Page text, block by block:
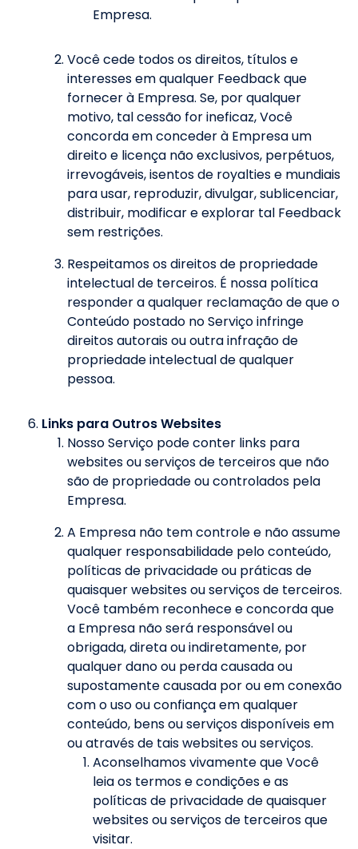
Empresa.
Você cede todos os direitos, títulos e
interesses em qualquer Feedback que
fornecer à Empresa. Se, por qualquer
motivo, tal cessão for ineficaz, Você
concorda em conceder à Empresa um
direito e licença não exclusivos, perpétuos,
irrevogáveis, isentos de royalties e mundiais
para usar, reproduzir, divulgar, sublicenciar,
distribuir, modificar e explorar tal Feedback
sem restrições.
Respeitamos os direitos de propriedade
intelectual de terceiros. É nossa política
responder a qualquer reclamação de que o
Conteúdo postado no Serviço infringe
direitos autorais ou outra infração de
propriedade intelectual de qualquer
pessoa.
Links para Outros Websites
Nosso Serviço pode conter links para
websites ou serviços de terceiros que não
são de propriedade ou controlados pela
Empresa.
A Empresa não tem controle e não assume
qualquer responsabilidade pelo conteúdo,
políticas de privacidade ou práticas de
quaisquer websites ou serviços de terceiros.
Você também reconhece e concorda que
a Empresa não será responsável ou
obrigada, direta ou indiretamente, por
qualquer dano ou perda causada ou
supostamente causada por ou em conexão
com o uso ou confiança em qualquer
conteúdo, bens ou serviços disponíveis em
ou através de tais websites ou serviços.
Aconselhamos vivamente que Você
leia os termos e condições e as
políticas de privacidade de quaisquer
websites ou serviços de terceiros que
visitar.